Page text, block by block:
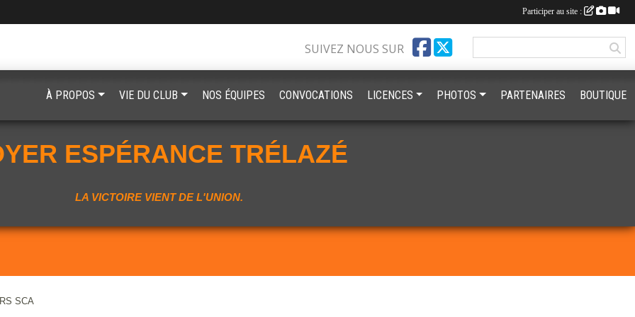
ESPÉRANCE TRÉLAZÉ
LA VICTOIRE VIENT DE L'UNION.
SCA
SUIVEZ NOUS SUR
À PROPOS VIE DU CLUB NOS ÉQUIPES CONVOCATIONS LICENCES PHOTOS PARTENAIRES BOUTIQUE
Participer au site :